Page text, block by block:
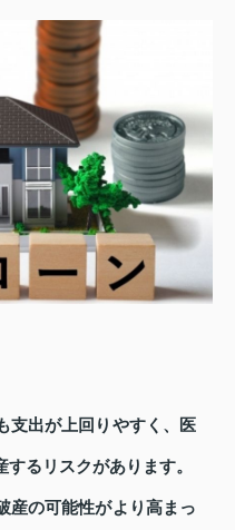
支出が上回りやすく、医
るリスクがあります。
産の可能性がより高まっ